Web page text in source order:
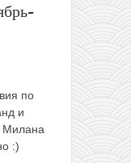
по
и
Милана
:)